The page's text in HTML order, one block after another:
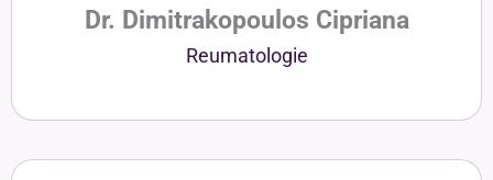
Dr. Dimitrakopoulos Cipriana
Reumatologie